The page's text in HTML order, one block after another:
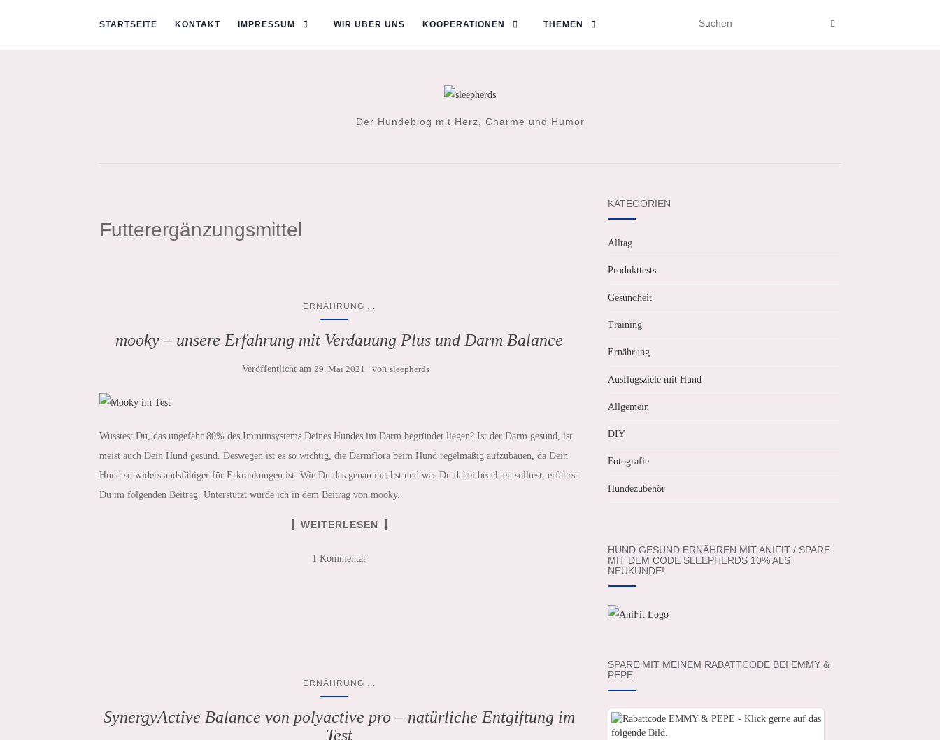
STARTSEITE KONTAKT IMPRESSUM WIR ÜBER UNS KOOPERATIONEN THEMEN
Der Hundeblog mit Herz, Charme und Humor
Futterergänzungsmittel
ERNÄHRUNG
mooky – unsere Erfahrung mit Verdauung Plus und Darm Balance
Veröffentlicht am 29. Mai 2021 vonsleepherds
Wusstest Du, das ungefähr 80% des Immunsystems Deines Hundes im Darm begründet liegen? Ist der Darm gesund, ist
meist auch Dein Hund gesund. Deswegen ist es so wichtig, die Darmflora beim Hund regelmäßig aufzubauen, da Dein
Hund so widerstandsfähiger für Erkrankungen ist. Wie Du das genau machst und was Du dabei beachten solltest, erfährst
Du im folgenden Beitrag. Unterstützt wurde ich in dem Beitrag von mooky.
WEITERLESEN
1 Kommentar
ERNÄHRUNG
SynergyActive Balance von polyactive pro – natürliche Entgiftung im
Test
KATEGORIEN
Alltag
Produkttests
Gesundheit
Training
Ernährung
Ausflugsziele mit Hund
Allgemein
DIY
Fotografie
Hundezubehör
HUND GESUND ERNÄHREN MIT ANIFIT / SPARE
MIT DEM CODE SLEEPHERDS 10% ALS
NEUKUNDE!
SPARE MIT MEINEM RABATTCODE BEI EMMY &
PEPE